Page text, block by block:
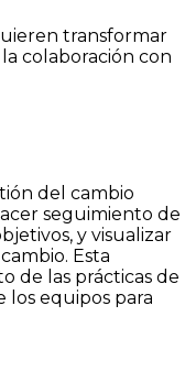
transformar
colaboración con
del cambio
seguimiento de
y visualizar
Esta
de las prácticas de
los equipos para